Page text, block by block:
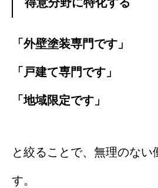
「外壁塗装専門です」
「戸建て専門です」
「地域限定です」
と絞ることで、無理のない
す。